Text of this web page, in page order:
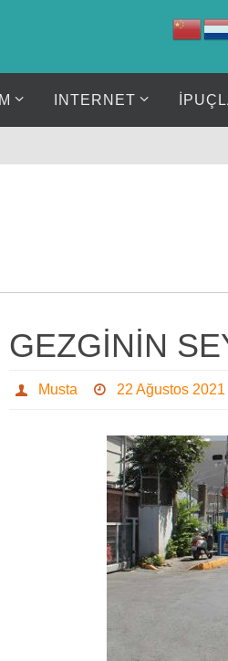
INTERNET
GEZGİNİN
Musta 22 Ağustos 2021